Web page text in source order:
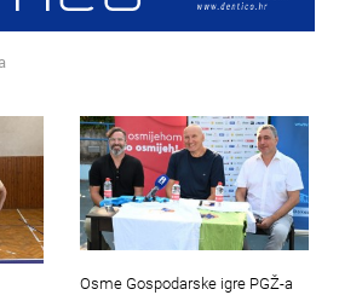
Osme Gospodarske igre PGŽ-a